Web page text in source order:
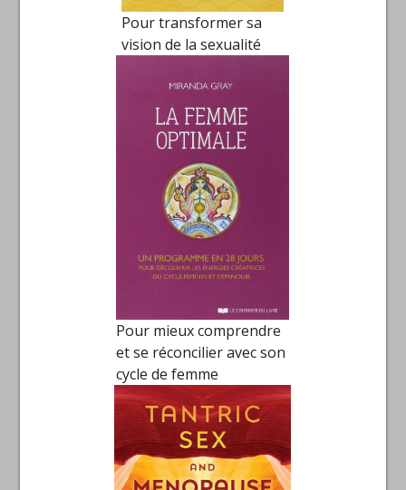
Pour transformer sa
vision de la sexualité
Pour mieux comprendre
et se réconcilier avec son
cycle de femme